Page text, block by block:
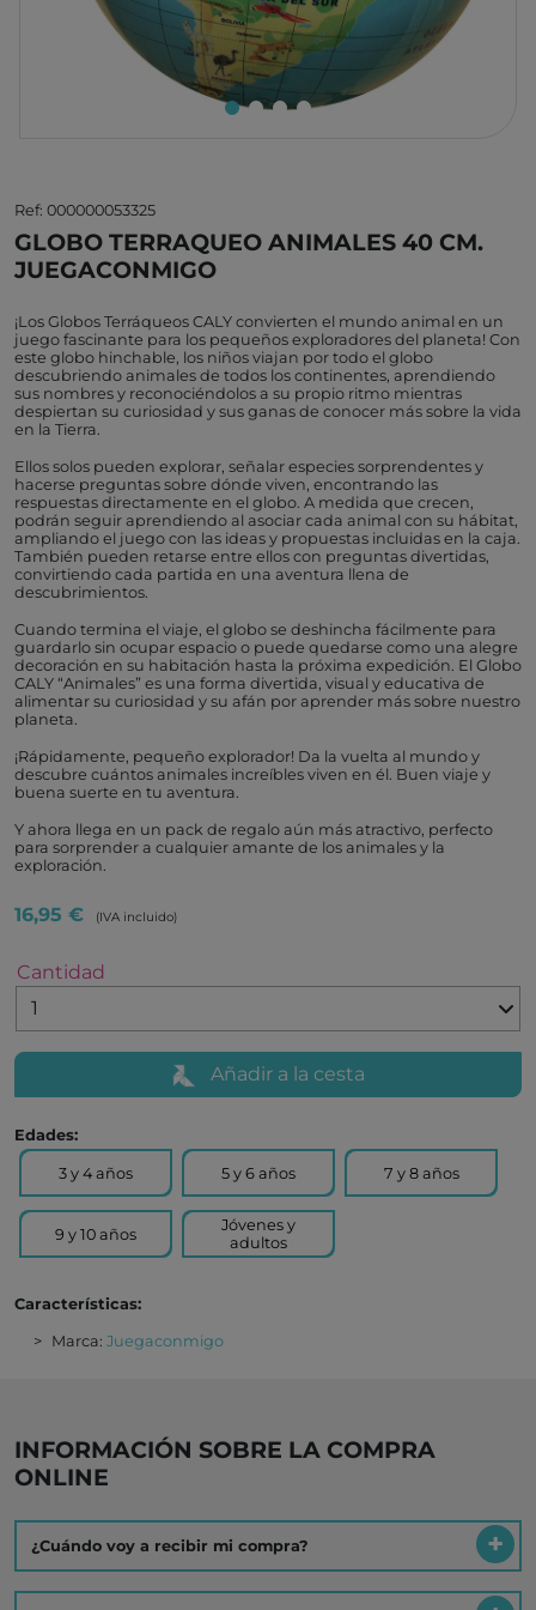
Ref: 000000053325
GLOBO TERRAQUEO ANIMALES 40 CM.
JUEGACONMIGO
¡Los Globos Terráqueos CALY convierten el mundo animal en un
juego fascinante para los pequeños exploradores del planeta! Con
este globo hinchable, los niños viajan por todo el globo
descubriendo animales de todos los continentes, aprendiendo
sus nombres y reconociéndolos a su propio ritmo mientras
despiertan su curiosidad y sus ganas de conocer más sobre la vida
en la Tierra.
Ellos solos pueden explorar, señalar especies sorprendentes y
hacerse preguntas sobre dónde viven, encontrando las
respuestas directamente en el globo. A medida que crecen,
podrán seguir aprendiendo al asociar cada animal con su hábitat,
ampliando el juego con las ideas y propuestas incluidas en la caja.
También pueden retarse entre ellos con preguntas divertidas,
convirtiendo cada partida en una aventura llena de
descubrimientos.
Cuando termina el viaje, el globo se deshincha fácilmente para
guardarlo sin ocupar espacio o puede quedarse como una alegre
decoración en su habitación hasta la próxima expedición. El Globo
CALY “Animales” es una forma divertida, visual y educativa de
alimentar su curiosidad y su afán por aprender más sobre nuestro
planeta.
¡Rápidamente, pequeño explorador! Da la vuelta al mundo y
descubre cuántos animales increíbles viven en él. Buen viaje y
buena suerte en tu aventura.
Y ahora llega en un pack de regalo aún más atractivo, perfecto
para sorprender a cualquier amante de los animales y la
exploración.
16,95 € (IVA incluido)
Cantidad
Añadir a la cesta
Edades:
3 y 4 años 5 y 6 años 7 y 8 años
9 y 10 años
Jóvenes y
adultos
Características:
Marca: Juegaconmigo
INFORMACIÓN SOBRE LA COMPRA
ONLINE
¿Cuándo voy a recibir mi compra?